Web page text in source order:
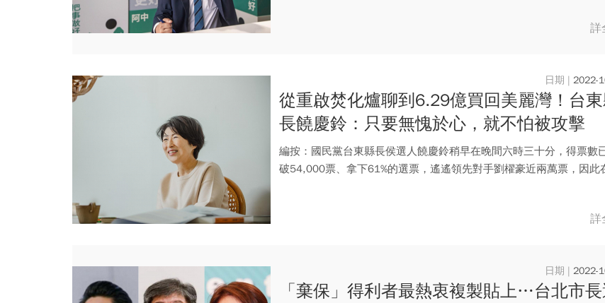
詳
2022-
從重啟焚化爐聊到6.29億買回美麗灣！台
長饒慶鈴：只要無愧於心，就不怕被攻擊
編按：國民黨台東縣長侯選人饒慶鈴稍早在晚間六時三十分，得票數
破54,000票、拿下61%的選票，遙遙領先對手劉櫂豪近兩萬票，因此
詳
2022-
「棄保」得利者最熱衷複製貼上…台北市